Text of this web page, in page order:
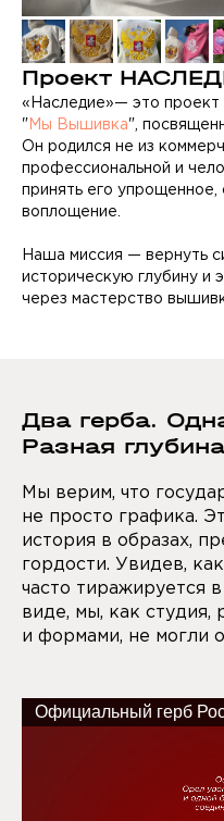
Проект
«Наследие»— это проект
" Мы Вышивка",
Он родился не из
профессиональной и
принять его упрощенное,
воплощение.
Наша миссия — вернуть
историческую глубину и
через мастерство
Два герба.
Разная
Мы верим, что
не просто графика.
история в образах,
гордости. Увидев,
часто тиражируется
виде, мы, как
и формами, не могли
Официальный герб